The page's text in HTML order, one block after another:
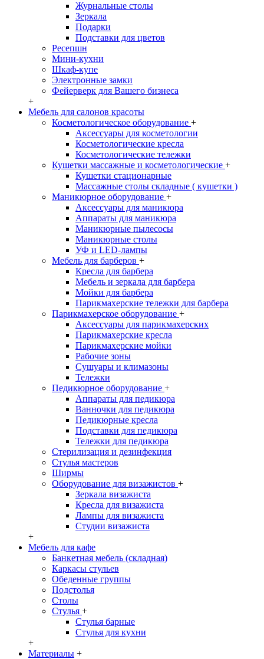
Журнальные столы
Зеркала
Подарки
Подставки для цветов
Ресепшн
Мини-кухни
Шкаф-купе
Электронные замки
Фейерверк для Вашего бизнеса
+
Мебель для салонов красоты
Косметологическое оборудование +
Аксессуары для косметологии
Косметологические кресла
Косметологические тележки
Кушетки массажные и косметологические +
Кушетки стационарные
Массажные столы складные ( кушетки )
Маникюрное оборудование +
Аксессуары для маникюра
Аппараты для маникюра
Маникюрные пылесосы
Маникюрные столы
УФ и LED-лампы
Мебель для барберов +
Кресла для барбера
Мебель и зеркала для барбера
Мойки для барбера
Парикмахерские тележки для барбера
Парикмахерское оборудование +
Аксессуары для парикмахерских
Парикмахерские кресла
Парикмахерские мойки
Рабочие зоны
Сушуары и климазоны
Тележки
Педикюрное оборудование +
Аппараты для педикюра
Ванночки для педикюра
Педикюрные кресла
Подставки для педикюра
Тележки для педикюра
Стерилизация и дезинфекция
Стулья мастеров
Ширмы
Оборудование для визажистов +
Зеркала визажиста
Кресла для визажиста
Лампы для визажиста
Студии визажиста
+
Мебель для кафе
Банкетная мебель (складная)
Каркасы стульев
Обеденные группы
Подстолья
Столы
Стулья +
Стулья барные
Стулья для кухни
+
Материалы +